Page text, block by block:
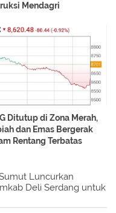
Mendagri
Ditutup di Zona Merah,
dan Emas Bergerak
Rentang Terbatas
Luncurkan
Deli Serdang untuk